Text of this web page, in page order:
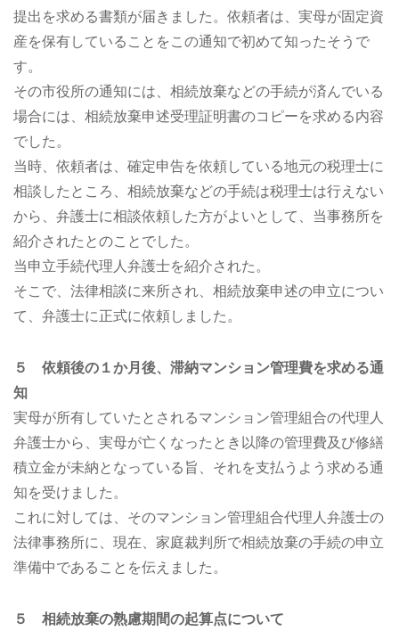
提出を求める書類が届きました。依頼者は、実母が固定資
産を保有していることをこの通知で初めて知ったそうで
す。
その市役所の通知には、相続放棄などの手続が済んでいる
場合には、相続放棄申述受理証明書のコピーを求める内容
でした。
当時、依頼者は、確定申告を依頼している地元の税理士に
相談したところ、相続放棄などの手続は税理士は行えない
から、弁護士に相談依頼した方がよいとして、当事務所を
紹介されたとのことでした。
当申立手続代理人弁護士を紹介された。
そこで、法律相談に来所され、相続放棄申述の申立につい
て、弁護士に正式に依頼しました。
５ 依頼後の１か月後、滞納マンション管理費を求める通
知
実母が所有していたとされるマンション管理組合の代理人
弁護士から、実母が亡くなったとき以降の管理費及び修繕
積立金が未納となっている旨、それを支払うよう求める通
知を受けました。
これに対しては、そのマンション管理組合代理人弁護士の
法律事務所に、現在、家庭裁判所で相続放棄の手続の申立
準備中であることを伝えました。
５ 相続放棄の熟慮期間の起算点について